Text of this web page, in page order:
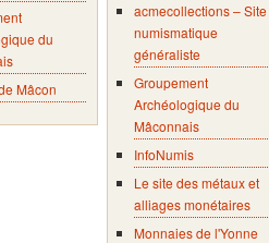
du
Mâcon
acmecollections – Site
numismatique
généraliste
Groupement
Archéologique du
Mâconnais
InfoNumis
Le site des métaux et
alliages monétaires
Monnaies de l'Yonne